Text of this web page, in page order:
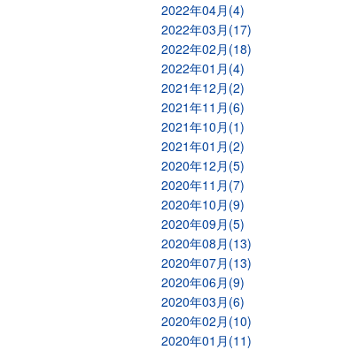
2022年04月(4)
2022年03月(17)
2022年02月(18)
2022年01月(4)
2021年12月(2)
2021年11月(6)
2021年10月(1)
2021年01月(2)
2020年12月(5)
2020年11月(7)
2020年10月(9)
2020年09月(5)
2020年08月(13)
2020年07月(13)
2020年06月(9)
2020年03月(6)
2020年02月(10)
2020年01月(11)